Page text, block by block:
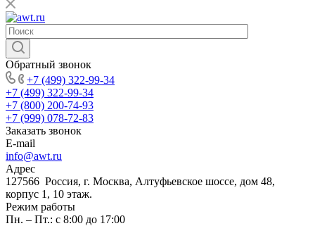
Обратный звонок
+7 (499) 322-99-34
+7 (499) 322-99-34
+7 (800) 200-74-93
+7 (999) 078-72-83
Заказать звонок
E-mail
info@awt.ru
Адрес
127566 Россия, г. Москва, Алтуфьевское шоссе, дом 48,
корпус 1, 10 этаж.
Режим работы
Пн. – Пт.: с 8:00 до 17:00